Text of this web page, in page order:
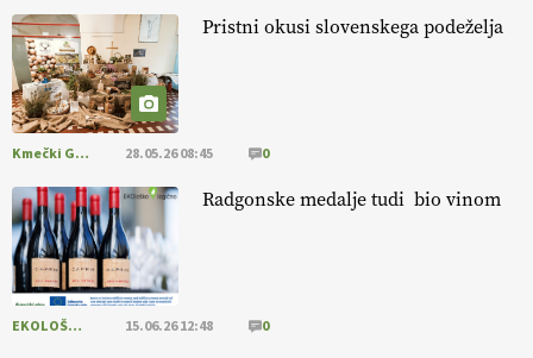
vinarsko posestvo DUCAL
Pristni okusi slovenskega podeželja
Kmečki Glas 28.05.26 08:45 0
Radgonske medalje tudi bio vinom
EKOLOŠKO LOGIČNO 15.06.26 12:48 0